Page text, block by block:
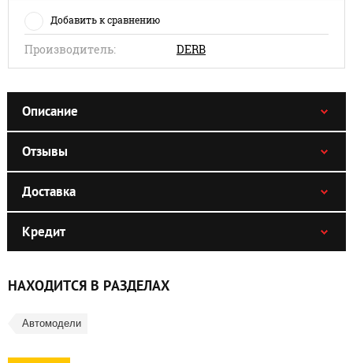
Добавить к сравнению
Производитель: DERB
Описание
Отзывы
Доставка
Кредит
НАХОДИТСЯ В РАЗДЕЛАХ
Автомодели